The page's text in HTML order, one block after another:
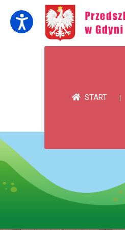
START